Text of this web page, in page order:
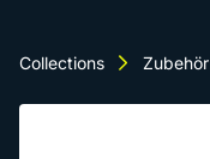
Heckbox S
Collections Zubehör